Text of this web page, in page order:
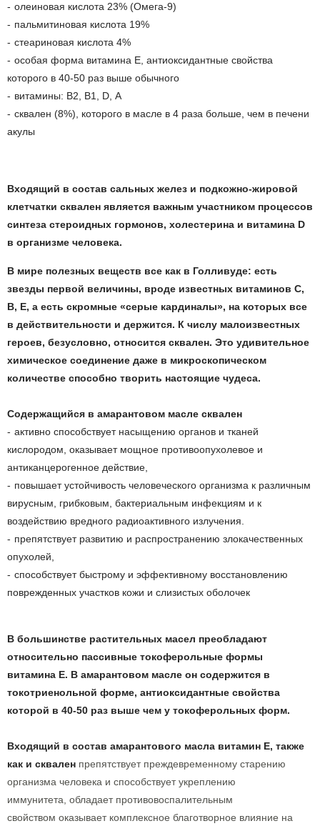
олеиновая кислота 23% (Омега-9)
пальмитиновая кислота 19%
стеариновая кислота 4%
особая форма витамина E, антиоксидантные свойства
которого в 40-50 раз выше обычного
витамины: В2, В1, D, А
сквален (8%), которого в масле в 4 раза больше, чем в печени
акулы
Входящий в состав сальных желез и подкожно-жировой
клетчатки сквален является важным участником процессов
синтеза стероидных гормонов, холестерина и витамина D
в организме человека.
В мире полезных веществ все как в Голливуде: есть
звезды первой величины, вроде известных витаминов C,
В, Е, а есть скромные «серые кардиналы», на которых все
в действительности и держится. К числу малоизвестных
героев, безусловно, относится сквален. Это удивительное
химическое соединение даже в микроскопическом
количестве способно творить настоящие чудеса.
Содержащийся в амарантовом масле сквален
активно способствует насыщению органов и тканей
кислородом, оказывает мощное противоопухолевое и
антиканцерогенное действие,
повышает устойчивость человеческого организма к различным
вирусным, грибковым, бактериальным инфекциям и к
воздействию вредного радиоактивного излучения.
препятствует развитию и распространению злокачественных
опухолей,
способствует быстрому и эффективному восстановлению
поврежденных участков кожи и слизистых оболочек
В большинстве растительных масел преобладают
относительно пассивные токоферольные формы
витамина Е. В амарантовом масле он содержится в
токотриенольной форме, антиоксидантные свойства
которой в 40-50 раз выше чем у токоферольных форм.
Входящий в состав амарантового масла витамин Е, также
как и сквален препятствует преждевременному старению
организма человека и способствует укреплению
иммунитета, обладает противовоспалительным
свойством оказывает комплексное благотворное влияние на